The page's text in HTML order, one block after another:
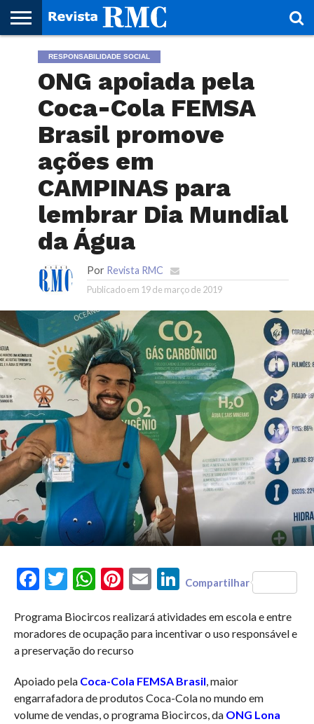
HOME
REVISTA
PROJETO
RMC – 20
ARTE &
NOTÍCIAS
EDIÇÕES
PARCEIROS
FAÇA
SEU
SITE!
FALERESPONSABILIDADE SOCIAL
ONG apoiada pela
Coca-Cola FEMSA
Brasil promove
ações em
CAMPINAS para
lembrar Dia Mundial
da Água
Por Revista RMC
Publicado em 19 de março de 2019
FacebookTwitterWhatsAppPinterest
Email LinkedIn
Compartilhar
Programa Biocircos realizará atividades em escola e entre
moradores de ocupação para incentivar o uso responsável e
a preservação do recurso
Apoiado pela Coca-Cola FEMSA Brasil, maior
engarrafadora de produtos Coca-Cola no mundo em
volume de vendas, o programa Biocircos, da ONG Lona